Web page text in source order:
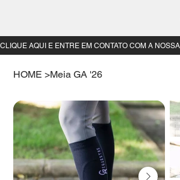
HOME >Meia GA '26
CLIQUE AQUI E ENTRE EM CONTATO COM A